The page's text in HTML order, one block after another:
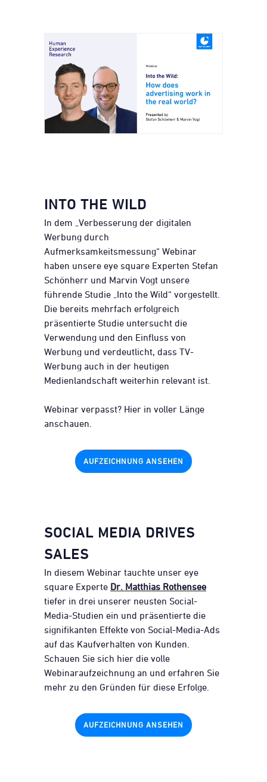
INTO THE WILD
In dem „Verbesserung der digitalen
Werbung durch
Aufmerksamkeitsmessung“ Webinar
haben unsere eye square Experten Stefan
Schönherr und Marvin Vogt unsere
führende Studie „Into the Wild“ vorgestellt.
Die bereits mehrfach erfolgreich
präsentierte Studie untersucht die
Verwendung und den Einfluss von
Werbung und verdeutlicht, dass TV-
Werbung auch in der heutigen
Medienlandschaft weiterhin relevant ist.
Webinar verpasst? Hier in voller Länge
anschauen.
AUFZEICHNUNG ANSEHEN
SOCIAL MEDIA DRIVES
SALES
In diesem Webinar tauchte unser eye
square Experte Dr. Matthias Rothensee
tiefer in drei unserer neusten Social-
Media-Studien ein und präsentierte die
signifikanten Effekte von Social-Media-Ads
auf das Kaufverhalten von Kunden.
Schauen Sie sich hier die volle
Webinaraufzeichnung an und erfahren Sie
mehr zu den Gründen für diese Erfolge.
AUFZEICHNUNG ANSEHEN